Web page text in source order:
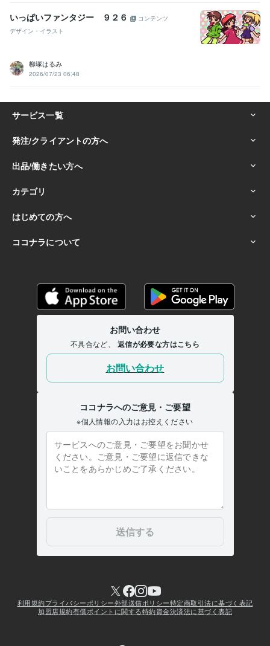
いっぱいファンタジー ９２６
コンテンツ
デザイン・イラスト
柳塚はるみ
2026/07/23 06:48